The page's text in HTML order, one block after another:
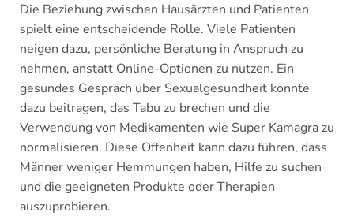
Die Beziehung zwischen Hausärzten und Patienten
spielt eine entscheidende Rolle. Viele Patienten
neigen dazu, persönliche Beratung in Anspruch zu
nehmen, anstatt Online-Optionen zu nutzen. Ein
gesundes Gespräch über Sexualgesundheit könnte
dazu beitragen, das Tabu zu brechen und die
Verwendung von Medikamenten wie Super Kamagra zu
normalisieren. Diese Offenheit kann dazu führen, dass
Männer weniger Hemmungen haben, Hilfe zu suchen
und die geeigneten Produkte oder Therapien
auszuprobieren.